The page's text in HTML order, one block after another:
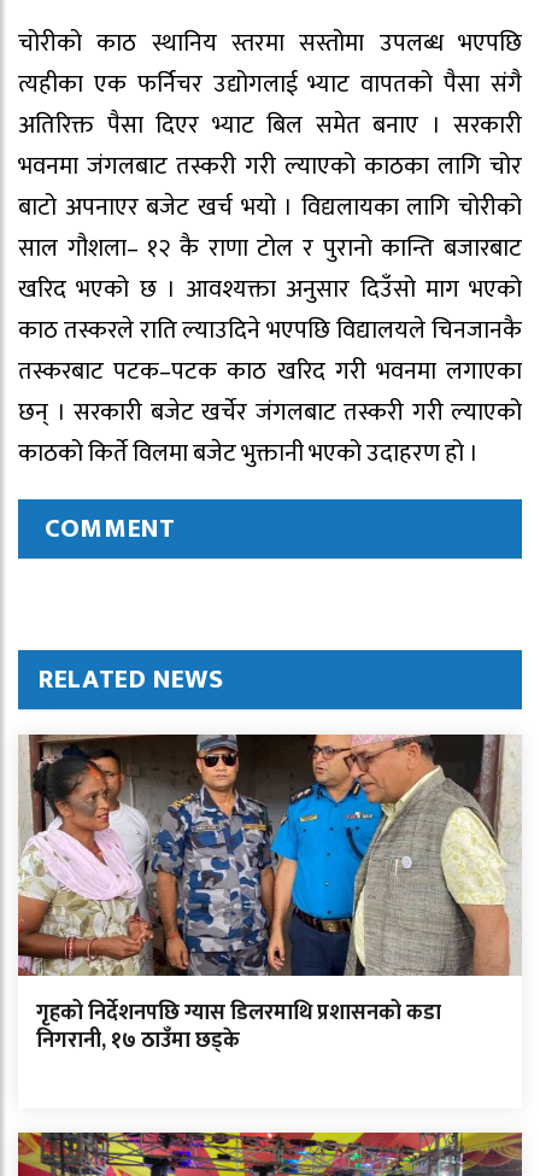
चोरीको काठ स्थानिय स्तरमा सस्तोमा उपलब्ध भएपछि
त्यहीका एक फर्निचर उद्योगलाई भ्याट वापतको पैसा संगै
अतिरिक्त पैसा दिएर भ्याट बिल समेत बनाए । सरकारी
भवनमा जंगलबाट तस्करी गरी ल्याएको काठका लागि चोर
बाटो अपनाएर बजेट खर्च भयो । विद्यलायका लागि चोरीको
साल गौशला– १२ कै राणा टोल र पुरानो कान्ति बजारबाट
खरिद भएको छ । आवश्यक्ता अनुसार दिउँसो माग भएको
काठ तस्करले राति ल्याउदिने भएपछि विद्यालयले चिनजानकै
तस्करबाट पटक–पटक काठ खरिद गरी भवनमा लगाएका
छन् । सरकारी बजेट खर्चेर जंगलबाट तस्करी गरी ल्याएको
काठको किर्ते विलमा बजेट भुक्तानी भएको उदाहरण हो ।
COMMENT
RELATED NEWS
गृहको निर्देशनपछि ग्यास डिलरमाथि प्रशासनको कडा
निगरानी, १७ ठाउँमा छड्के